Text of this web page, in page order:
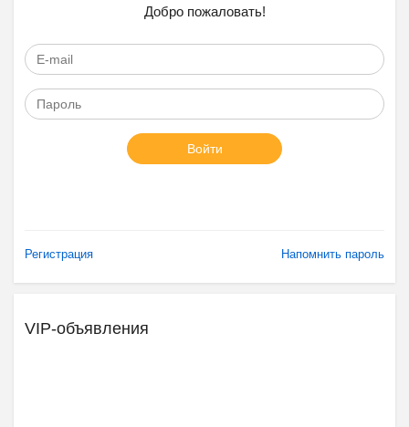
Добро пожаловать!
Войти
Регистрация Напомнить пароль
VIP-объявления